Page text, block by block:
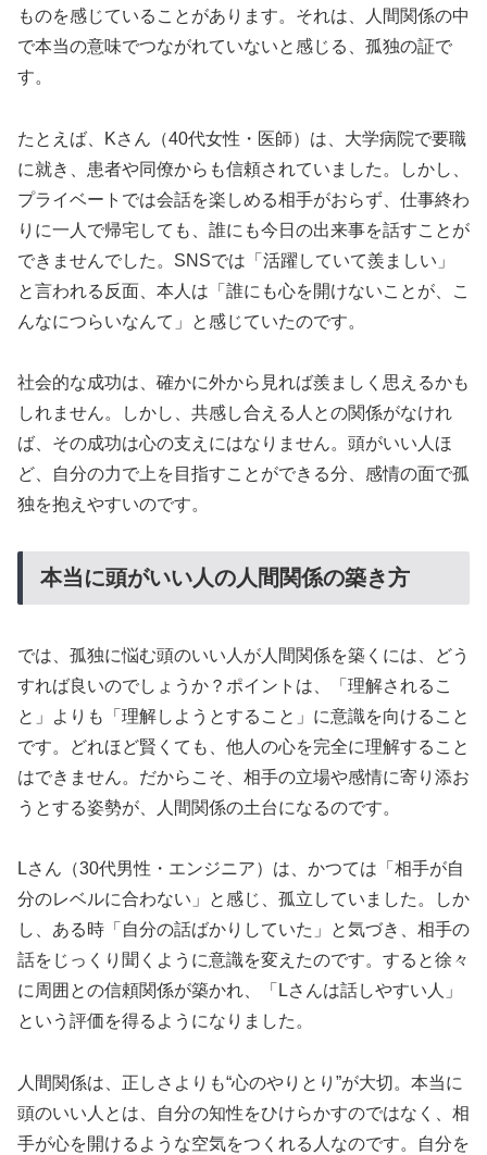
ものを感じていることがあります。それは、人間関係の中
で本当の意味でつながれていないと感じる、孤独の証で
す。
たとえば、Kさん（40代女性・医師）は、大学病院で要職
に就き、患者や同僚からも信頼されていました。しかし、
プライベートでは会話を楽しめる相手がおらず、仕事終わ
りに一人で帰宅しても、誰にも今日の出来事を話すことが
できませんでした。SNSでは「活躍していて羨ましい」
と言われる反面、本人は「誰にも心を開けないことが、こ
んなにつらいなんて」と感じていたのです。
社会的な成功は、確かに外から見れば羨ましく思えるかも
しれません。しかし、共感し合える人との関係がなけれ
ば、その成功は心の支えにはなりません。頭がいい人ほ
ど、自分の力で上を目指すことができる分、感情の面で孤
独を抱えやすいのです。
本当に頭がいい人の人間関係の築き方
では、孤独に悩む頭のいい人が人間関係を築くには、どう
すれば良いのでしょうか？ポイントは、「理解されるこ
と」よりも「理解しようとすること」に意識を向けること
です。どれほど賢くても、他人の心を完全に理解すること
はできません。だからこそ、相手の立場や感情に寄り添お
うとする姿勢が、人間関係の土台になるのです。
Lさん（30代男性・エンジニア）は、かつては「相手が自
分のレベルに合わない」と感じ、孤立していました。しか
し、ある時「自分の話ばかりしていた」と気づき、相手の
話をじっくり聞くように意識を変えたのです。すると徐々
に周囲との信頼関係が築かれ、「Lさんは話しやすい人」
という評価を得るようになりました。
人間関係は、正しさよりも“心のやりとり”が大切。本当に
頭のいい人とは、自分の知性をひけらかすのではなく、相
手が心を開けるような空気をつくれる人なのです。自分を